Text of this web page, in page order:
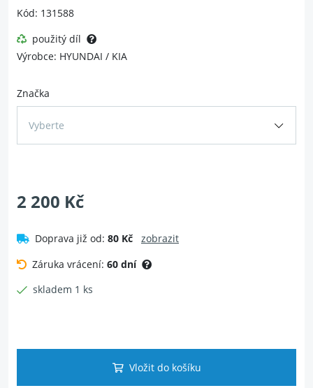
Kód: 131588
použitý díl
Výrobce: HYUNDAI / KIA
Značka
Vyberte
2 200 Kč
Doprava již od: 80 Kč
zobrazit
Záruka vrácení: 60 dní
skladem 1 ks
Vložit do košíku